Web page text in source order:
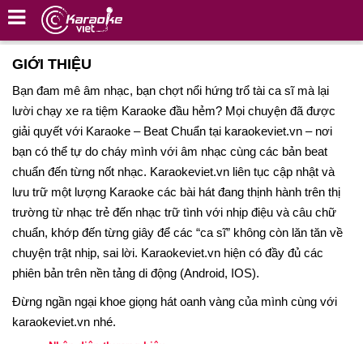
GIỚI THIỆU
Bạn đam mê âm nhạc, bạn chợt nổi hứng trổ tài ca sĩ mà lại
lười chạy xe ra tiệm Karaoke đầu hẻm? Mọi chuyện đã được
giải quyết với Karaoke – Beat Chuẩn tại karaokeviet.vn – nơi
bạn có thể tự do cháy mình với âm nhạc cùng các bản beat
chuẩn đến từng nốt nhạc. Karaokeviet.vn liên tục cập nhật và
lưu trữ một lượng Karaoke các bài hát đang thịnh hành trên thị
trường từ nhạc trẻ đến nhạc trữ tình với nhịp điệu và câu chữ
chuẩn, khớp đến từng giây để các “ca sĩ” không còn lăn tăn về
chuyện trật nhịp, sai lời. Karaokeviet.vn hiện có đầy đủ các
phiên bản trên nền tảng di động (Android, IOS).
Đừng ngần ngại khoe giọng hát oanh vàng của mình cùng với
karaokeviet.vn nhé.